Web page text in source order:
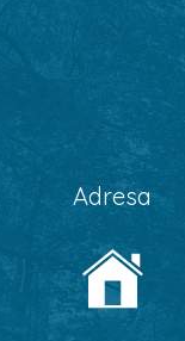
Adresa